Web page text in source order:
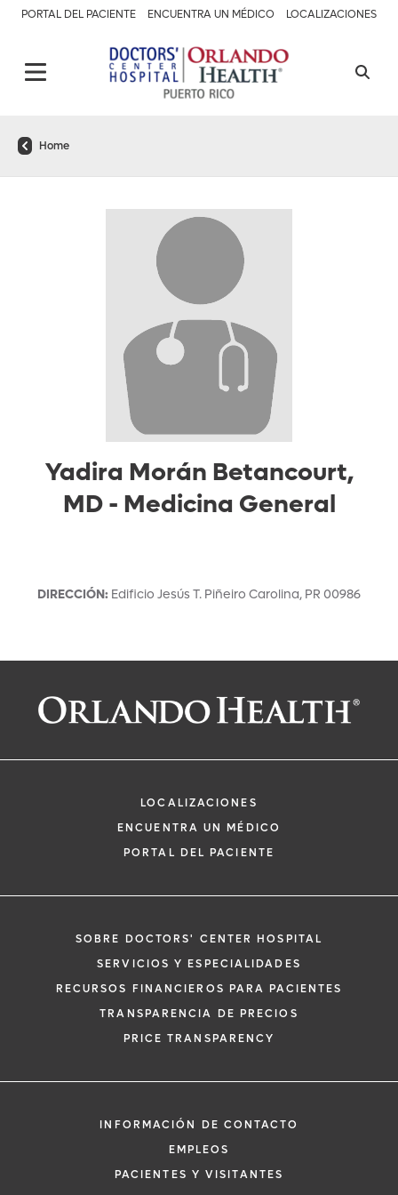
PORTAL DEL PACIENTE ENCUENTRA UN MÉDICO LOCALIZACIONES
Home
Yadira Morán Betancourt,
MD - Medicina General
DIRECCIÓN: Edificio Jesús T. Piñeiro Carolina, PR 00986
Solicitar una cita con:
Yadira Morán Betancourt, MD
Medicina General
*Si tiene una emergencia médica, llame
inmediato.
El siguiente formulario solo crea una
no una cita confirmada. Al completarlo,
representante se pondrá en contacto
información médica por correo
Orlando Health y sus afiliados.
LOCALIZACIONES
ENCUENTRA UN MÉDICO
PORTAL DEL PACIENTE
SOBRE DOCTORS' CENTER HOSPITAL
SERVICIOS Y ESPECIALIDADES
RECURSOS FINANCIEROS PARA PACIENTES
TRANSPARENCIA DE PRECIOS
PRICE TRANSPARENCY
INFORMACIÓN DE CONTACTO
EMPLEOS
PACIENTES Y VISITANTES